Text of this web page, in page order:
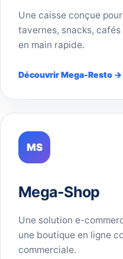
Une caisse conçue
tavernes, snacks,
en main rapide.
Découvrir Mega-Resto →
MS
Mega-Shop
Une solution e-
une boutique en ligne
commerciale.